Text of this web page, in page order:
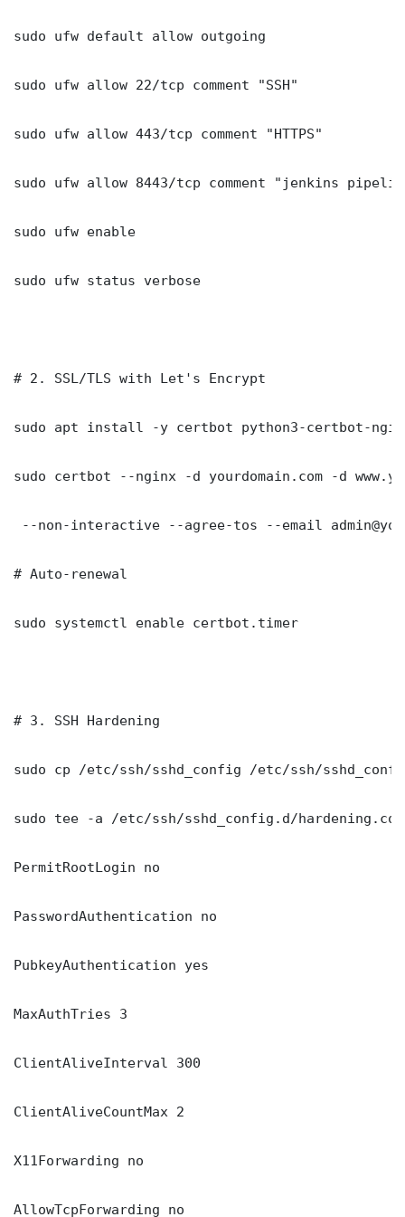
sudo ufw default allow outgoing
sudo ufw allow 22/tcp comment "SSH"
sudo ufw allow 443/tcp comment "HTTPS"
sudo ufw allow 8443/tcp comment "jenkins
sudo ufw enable
sudo ufw status verbose
# 2. SSL/TLS with Let's Encrypt
sudo apt install -y certbot python3-certbot-
sudo certbot --nginx -d yourdomain.com -d
--non-interactive --agree-tos --email
# Auto-renewal
sudo systemctl enable certbot.timer
# 3. SSH Hardening
sudo cp /etc/ssh/sshd_config /etc/ssh/
sudo tee -a /etc/ssh/sshd_config.d/
PermitRootLogin no
PasswordAuthentication no
PubkeyAuthentication yes
MaxAuthTries 3
ClientAliveInterval 300
ClientAliveCountMax 2
X11Forwarding no
AllowTcpForwarding no